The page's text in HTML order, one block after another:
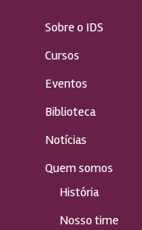
Sobre o IDS
Cursos
Eventos
Biblioteca
Notícias
Quem somos
História
Nosso time